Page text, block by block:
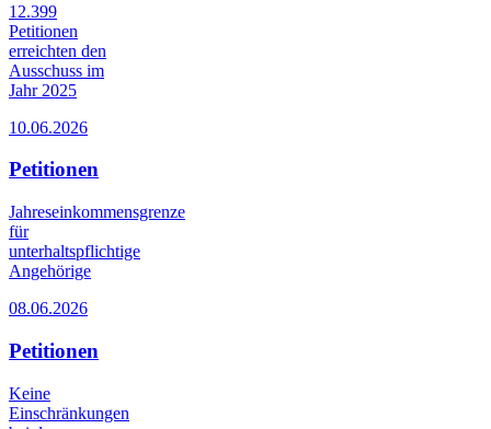
12.399
Petitionen
erreichten den
Ausschuss im
Jahr 2025
10.06.2026
Petitionen
Jahreseinkommensgrenze
für
unterhaltspflichtige
Angehörige
08.06.2026
Petitionen
Keine
Einschränkungen